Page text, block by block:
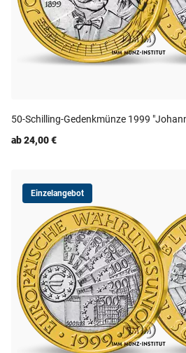
50-Schilling-Gedenkmünze 1999
ab 24,00 €
Einzelangebot